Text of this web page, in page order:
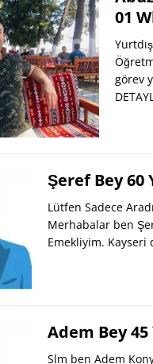
01
görev
Şeref Bey 60
Lütfen Sadece
Merhabalar ben
Emekliyim. Kayseri
Adem Bey 45
Slm ben Adem